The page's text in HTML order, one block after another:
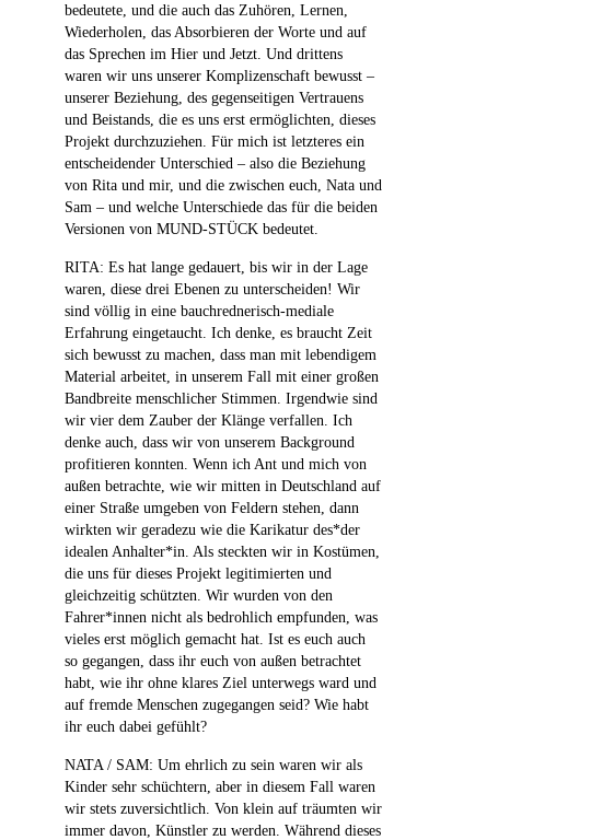
bedeutete, und die auch das Zuhören, Lernen,
Wiederholen, das Absorbieren der Worte und auf
das Sprechen im Hier und Jetzt. Und drittens
waren wir uns unserer Komplizenschaft bewusst –
unserer Beziehung, des gegenseitigen Vertrauens
und Beistands, die es uns erst ermöglichten, dieses
Projekt durchzuziehen. Für mich ist letzteres ein
entscheidender Unterschied – also die Beziehung
von Rita und mir, und die zwischen euch, Nata und
Sam – und welche Unterschiede das für die beiden
Versionen von MUND-STÜCK bedeutet.
RITA: Es hat lange gedauert, bis wir in der Lage
waren, diese drei Ebenen zu unterscheiden! Wir
sind völlig in eine bauchrednerisch-mediale
Erfahrung eingetaucht. Ich denke, es braucht Zeit
sich bewusst zu machen, dass man mit lebendigem
Material arbeitet, in unserem Fall mit einer großen
Bandbreite menschlicher Stimmen. Irgendwie sind
wir vier dem Zauber der Klänge verfallen. Ich
denke auch, dass wir von unserem Background
profitieren konnten. Wenn ich Ant und mich von
außen betrachte, wie wir mitten in Deutschland auf
einer Straße umgeben von Feldern stehen, dann
wirkten wir geradezu wie die Karikatur des*der
idealen Anhalter*in. Als steckten wir in Kostümen,
die uns für dieses Projekt legitimierten und
gleichzeitig schützten. Wir wurden von den
Fahrer*innen nicht als bedrohlich empfunden, was
vieles erst möglich gemacht hat. Ist es euch auch
so gegangen, dass ihr euch von außen betrachtet
habt, wie ihr ohne klares Ziel unterwegs ward und
auf fremde Menschen zugegangen seid? Wie habt
ihr euch dabei gefühlt?
NATA / SAM: Um ehrlich zu sein waren wir als
Kinder sehr schüchtern, aber in diesem Fall waren
wir stets zuversichtlich. Von klein auf träumten wir
immer davon, Künstler zu werden. Während dieses